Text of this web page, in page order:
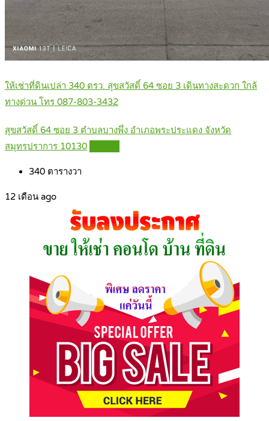
ให้เช่าที่ดินเปล่า 340 ตรว. สุขสวัสดิ์ 64 ซอย 3 เดินทางสะดวก ใกล้
ทางด่วน โทร 087-803-3432
สุขสวัสดิ์ 64 ซอย 3 ตำบลบางพึ่ง อำเภอพระประแดง จังหวัด
สมุทรปราการ 10130
340 ตารางวา
12 เดือน ago